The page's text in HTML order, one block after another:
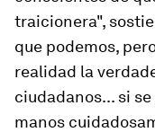
traicionera",
que podemos,
realidad la
ciudadanos... si
manos